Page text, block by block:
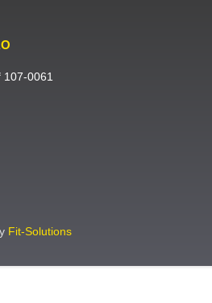
0061
Fit-Solutions